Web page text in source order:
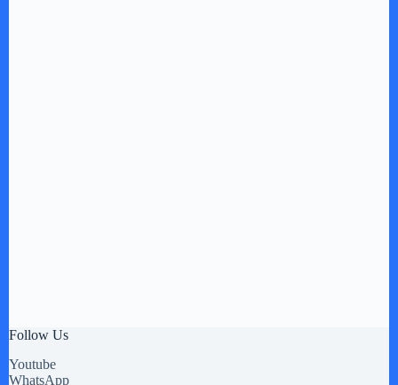
Follow Us
Youtube
WhatsApp